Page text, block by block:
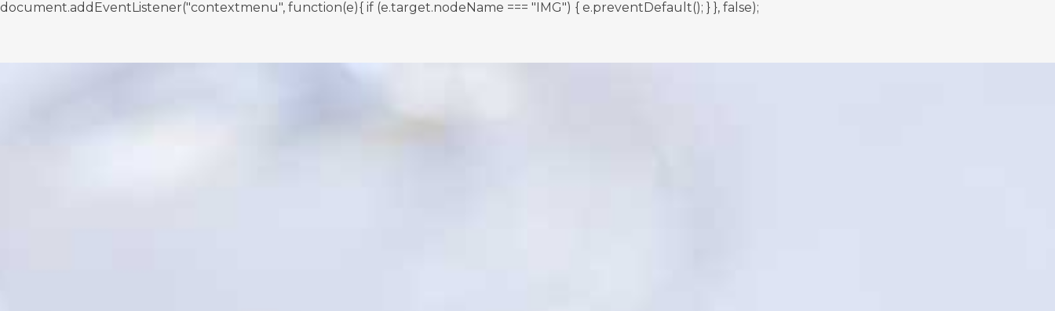
document.addEventListener("contextmenu", function(e){ if (e.target.nodeName === "IMG") { e.preventDefault(); } }, false);